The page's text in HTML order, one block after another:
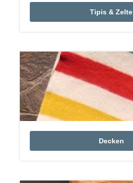
Tipis & Zelte
Decken